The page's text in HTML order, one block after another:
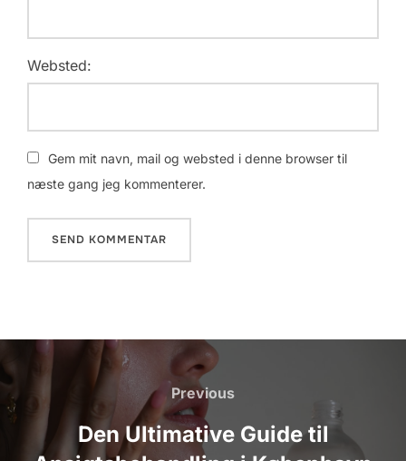
Websted:
Gem mit navn, mail og websted i denne browser til
næste gang jeg kommenterer.
Indlægsnavigation
Previous
Previous
Den Ultimative Guide til